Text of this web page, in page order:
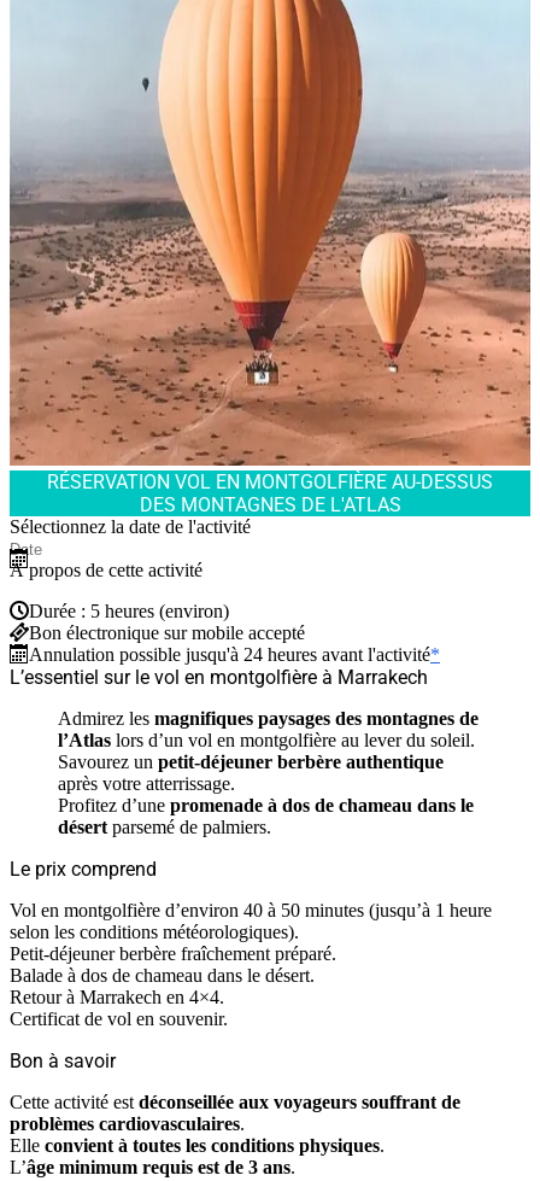
RÉSERVATION VOL EN MONTGOLFIÈRE AU-DESSUS
DES MONTAGNES DE L'ATLAS
Sélectionnez la date de l'activité
À propos de cette activité
Durée : 5 heures (environ)
Bon électronique sur mobile accepté
Annulation possible jusqu'à 24 heures avant l'activité*
L’essentiel sur le vol en montgolfière à Marrakech
Admirez les magnifiques paysages des montagnes de
l’Atlas lors d’un vol en montgolfière au lever du soleil.
Savourez un petit-déjeuner berbère authentique
après votre atterrissage.
Profitez d’une promenade à dos de chameau dans le
désert parsemé de palmiers.
Le prix comprend
Vol en montgolfière d’environ 40 à 50 minutes (jusqu’à 1 heure
selon les conditions météorologiques).
Petit-déjeuner berbère fraîchement préparé.
Balade à dos de chameau dans le désert.
Retour à Marrakech en 4×4.
Certificat de vol en souvenir.
Bon à savoir
Cette activité est déconseillée aux voyageurs souffrant de
problèmes cardiovasculaires.
Elle convient à toutes les conditions physiques.
L’âge minimum requis est de 3 ans.